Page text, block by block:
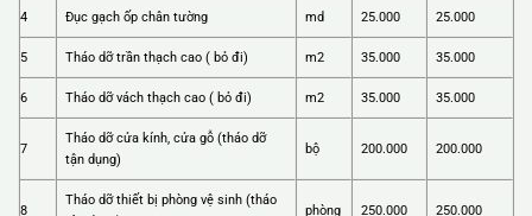
4 Đục gạch ốp chân tường md 25.000 25.000
5 Tháo dỡ trần thạch cao ( bỏ đi) m2 35.000 35.000
6 Tháo dỡ vách thạch cao ( bỏ đi) m2 35.000 35.000
7
Tháo dỡ cửa kính, cửa gỗ (tháo dỡ
tận dụng)
bộ 200.000 200.000
8
Tháo dỡ thiết bị phòng vệ sinh (tháo
phòng 250.000 250.000